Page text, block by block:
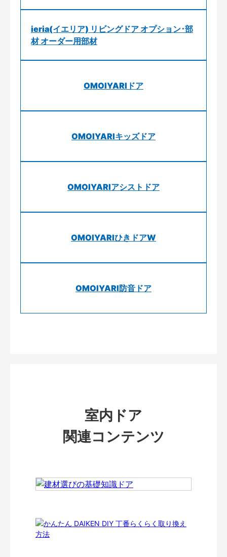
ieria(イエリア) リビングドア オプション･部
材 オーダー用部材
OMOIYARIドア
OMOIYARIキッズドア
OMOIYARIアシストドア
OMOIYARIひきドアW
OMOIYARI防音ドア
室内ドア
関連コンテンツ